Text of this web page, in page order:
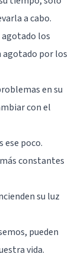
a cabo.
agotado los
agotado por los
en su
con el
ese poco.
constantes
su luz
pueden
vida.